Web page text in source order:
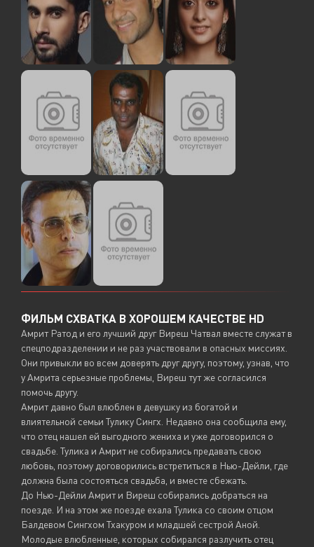
ФИЛЬМ СХВАТКА В ХОРОШЕМ КАЧЕСТВЕ HD
Амрит Ратод и его лучший друг Виреш Чатвал вместе служат в
спецподразделении и не раз участвовали в опасных миссиях.
Они привыкли во всем доверять друг другу, поэтому, узнав, что
у Амрита серьезные проблемы, Виреш тут же согласился
помочь другу.
Амрит давно был влюблен в девушку из богатой и
влиятельной семьи Тулику Сингх. Недавно она сообщила ему,
что отец нашел ей выгодного жениха и уже договорился о
свадьбе. Тулика и Амрит не собирались предавать свою
любовь, поэтому договорились встретиться в Нью-Дейли, где
должна была состояться свадьба, и вместе сбежать.
До Нью-Дейли Амрит и Виреш собирались добраться на
поезде. И на этом же поезде ехала Тулика со своим отцом
Балдевом Сингхом Тхакуром и младшей сестрой Аной.
Молодые влюбленные, которых собирался разлучить отец